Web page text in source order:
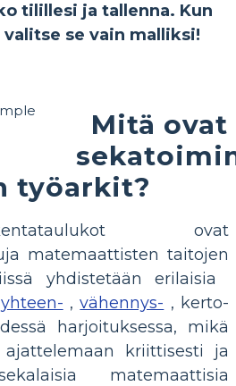
tilillesi ja tallenna. Kun
valitse se vain malliksi!
Mitä ovat
työarkit?
ovat
matemaattisten taitojen
yhdistetään erilaisia
yhteen- ,vähennys- , kerto-
harjoituksessa, mikä
kriittisesti ja
​​matemaattisia